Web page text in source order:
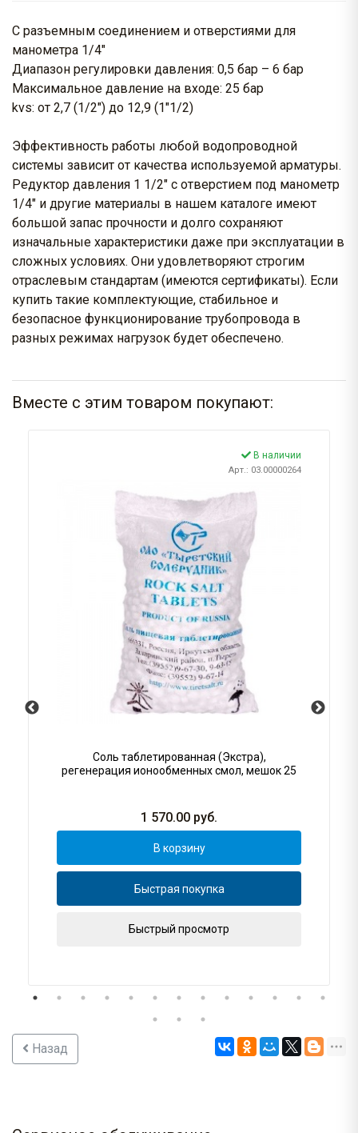
С разъемным соединением и отверстиями для
манометра 1/4"
Диапазон регулировки давления: 0,5 бар – 6 бар
Максимальное давление на входе: 25 бар
kvs: от 2,7 (1/2") до 12,9 (1"1/2)
Эффективность работы любой водопроводной
системы зависит от качества используемой арматуры.
Редуктор давления 1 1/2" с отверстием под манометр
1/4" и другие материалы в нашем каталоге имеют
большой запас прочности и долго сохраняют
изначальные характеристики даже при эксплуатации в
сложных условиях. Они удовлетворяют строгим
отраслевым стандартам (имеются сертификаты). Если
купить такие комплектующие, стабильное и
безопасное функционирование трубопровода в
разных режимах нагрузок будет обеспечено.
Вместе с этим товаром покупают:
В наличии
Арт.: 03.00000264
Соль таблетированная (Экстра),
регенерация ионообменных смол, мешок 25
1 570.00 руб.
В корзину
Быстрая покупка
Быстрый просмотр
Назад